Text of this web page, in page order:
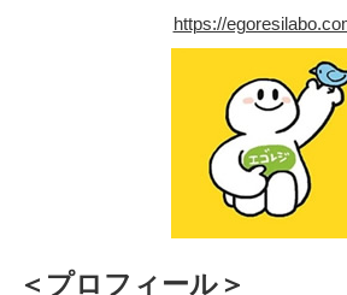
https://
＜プロフィール＞